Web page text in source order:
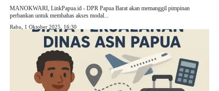
MANOKWARI, LinkPapua.id - DPR Papua Barat akan memanggil pimpinan
perbankan untuk membahas akses modal...
Rabu, 1 Oktober 2025, 16:30